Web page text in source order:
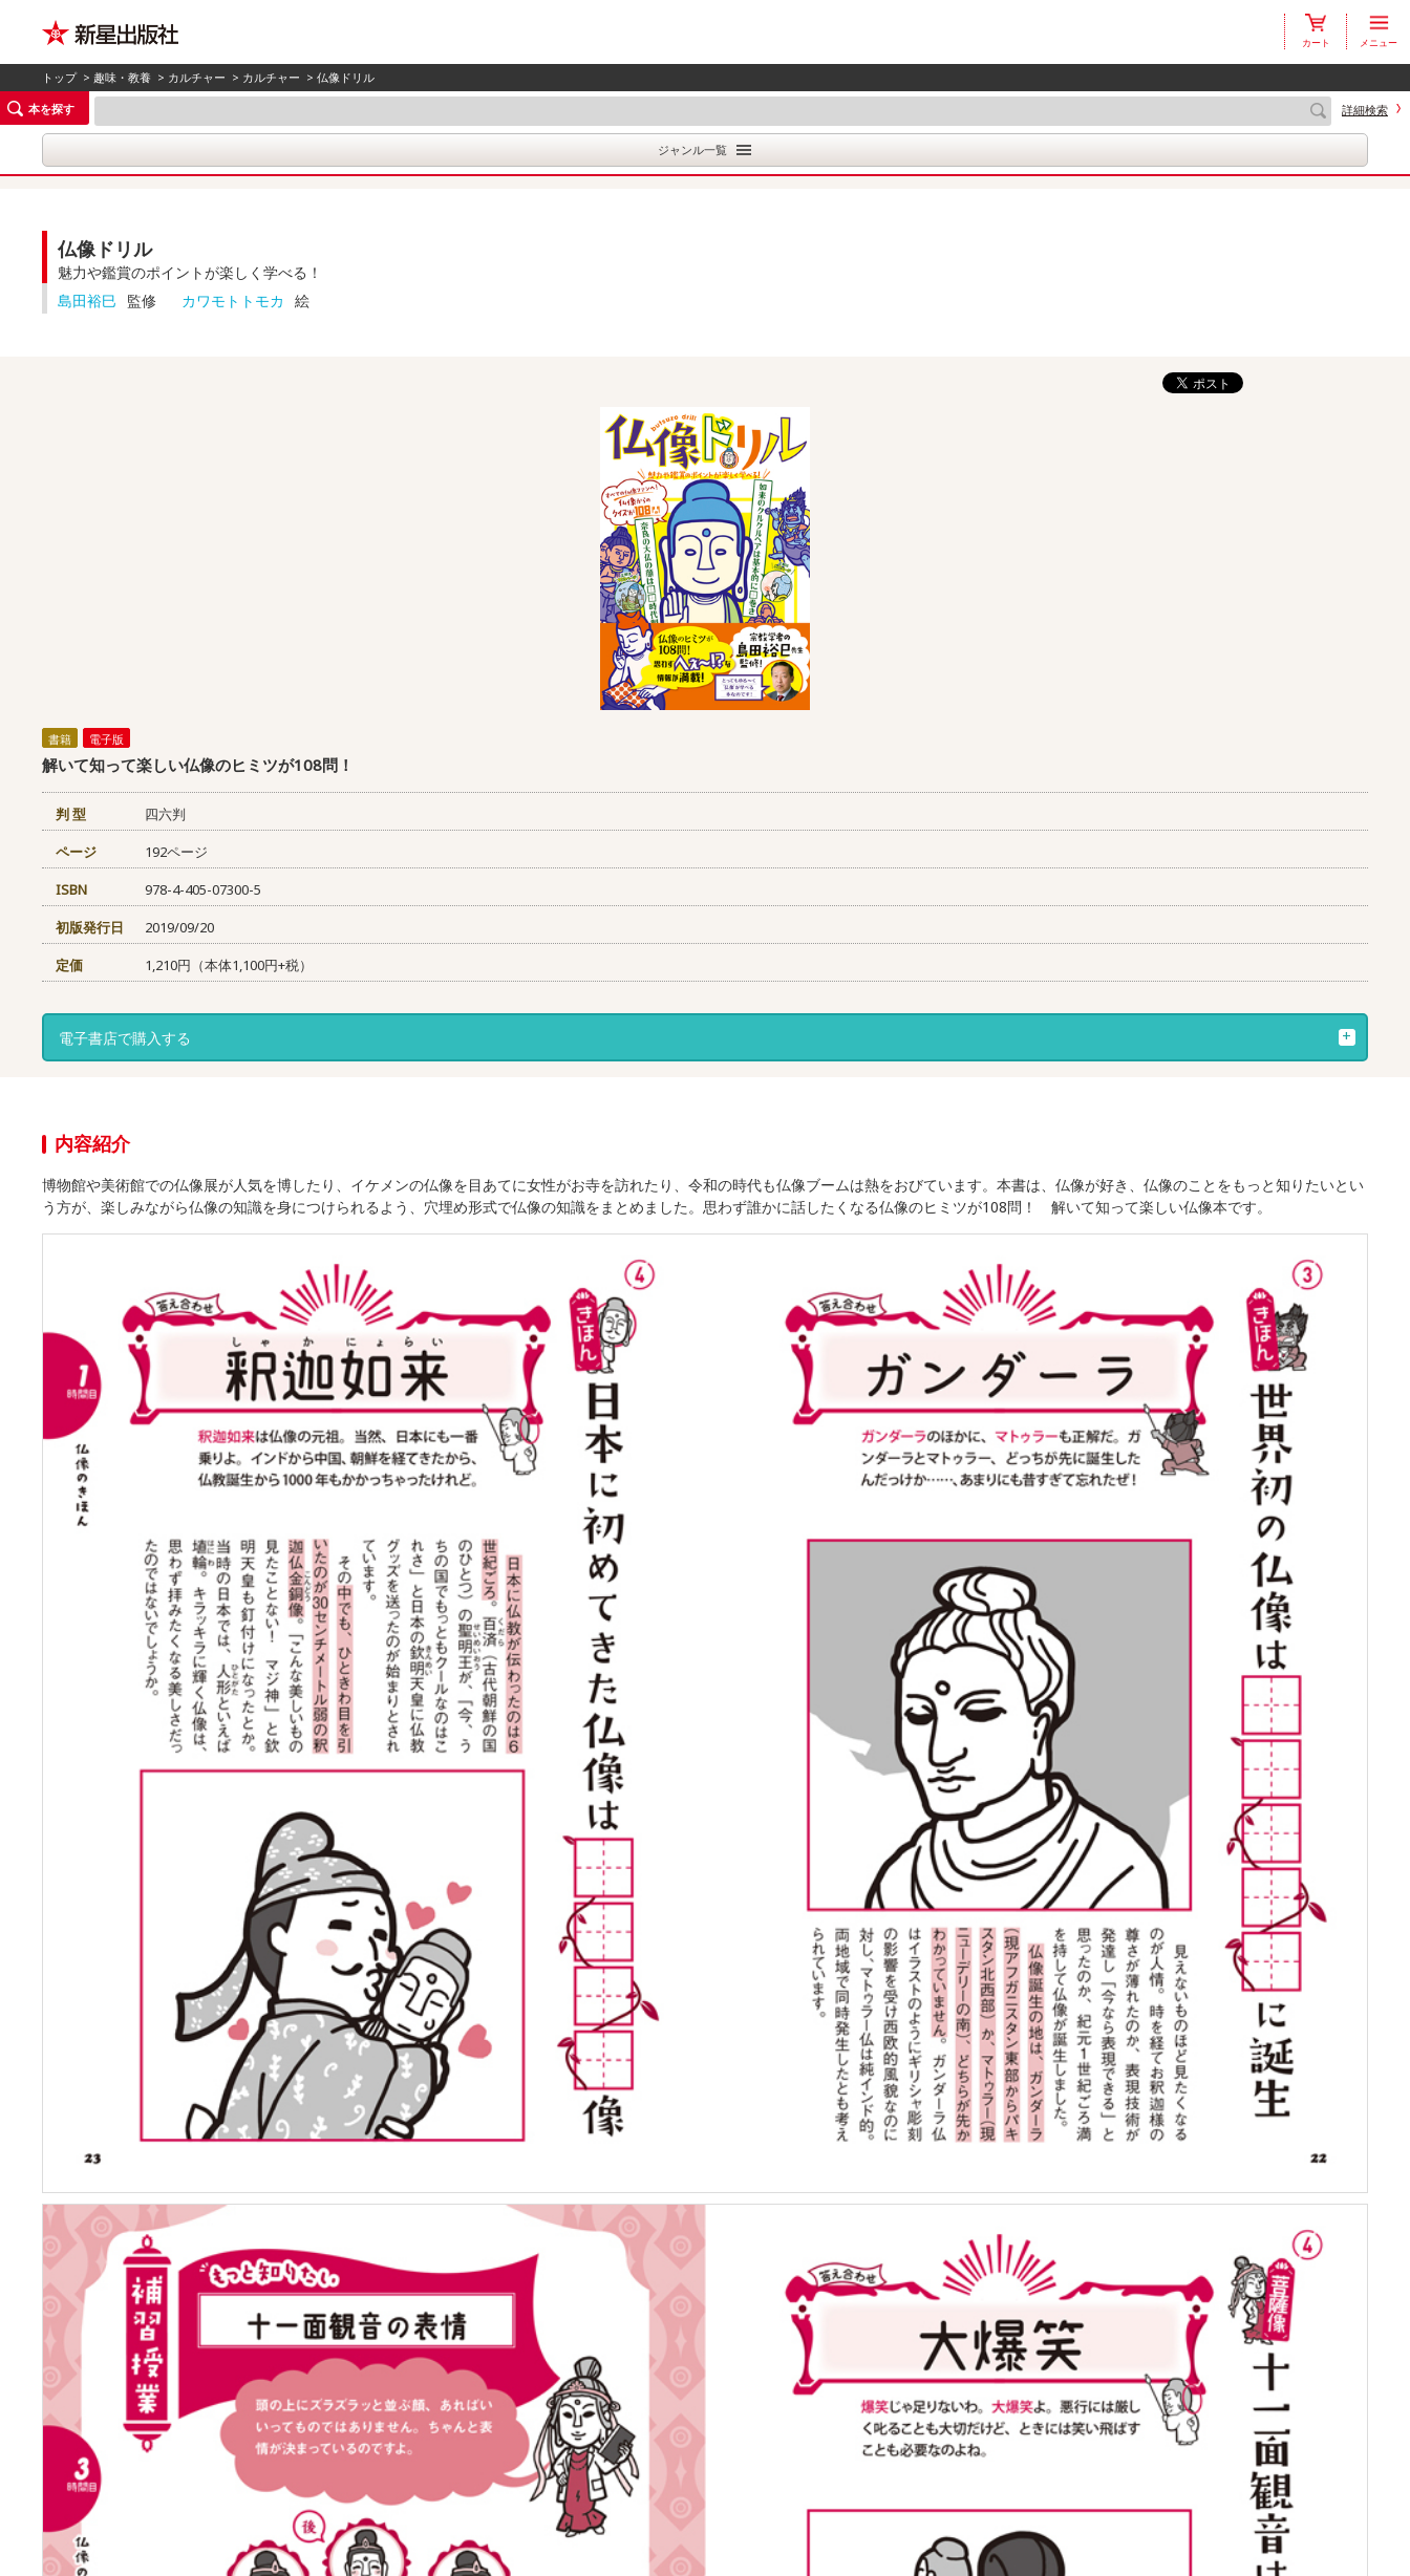
カート メニュー
トップ >趣味・教養 > カルチャー > カルチャー > 仏像ドリル
本を探す
詳細検索
ジャンル一覧
仏像ドリル
魅力や鑑賞のポイントが楽しく学べる！
島田裕巳
監修 カワモトトモカ 絵
書籍 電子版
解いて知って楽しい仏像のヒミツが108問！
判 型
四六判
ページ
192ページ
ISBN
978-4-405-07300-5
初版発行日
2019/09/20
定価
1,210円（本体1,100円+税）
電子書店で購入する
内容紹介
博物館や美術館での仏像展が人気を博したり、イケメンの仏像を目あてに女性がお寺を訪れたり、令和の時代も仏像ブームは熱をおびています。本書は、仏像が好き、仏像のことをもっと知りたいとい
う方が、楽しみながら仏像の知識を身につけられるよう、穴埋め形式で仏像の知識をまとめました。思わず誰かに話したくなる仏像のヒミツが108問！ 解いて知って楽しい仏像本です。